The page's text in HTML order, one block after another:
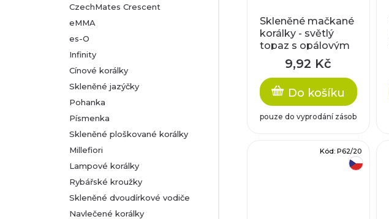
CzechMates Crescent
eMMA
es-O
Infinity
Cínové korálky
Skleněné jazýčky
Pohanka
Písmenka
Skleněné ploškované korálky
Millefiori
Lampové korálky
Rybářské kroužky
Skleněné dvoudírkové vodiče
Navlečené korálky
Skleněné mačkané
korálky - světlý
topaz s opálovým
pruhem, cca 15mm
9,92 Kč
Do košíku
pouze do vyprodání zásob
Kód: P62/20